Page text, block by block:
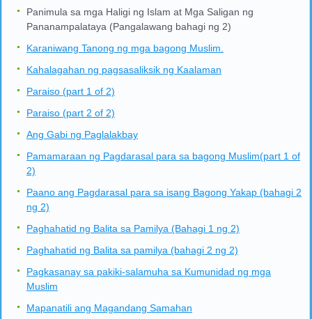
Panimula sa mga Haligi ng Islam at Mga Saligan ng
Pananampalataya (Pangalawang bahagi ng 2)
Karaniwang Tanong ng mga bagong Muslim.
Kahalagahan ng pagsasaliksik ng Kaalaman
Paraiso (part 1 of 2)
Paraiso (part 2 of 2)
Ang Gabi ng Paglalakbay
Pamamaraan ng Pagdarasal para sa bagong Muslim(part 1 of
2)
Paano ang Pagdarasal para sa isang Bagong Yakap (bahagi 2
ng 2)
Paghahatid ng Balita sa Pamilya (Bahagi 1 ng 2)
Paghahatid ng Balita sa pamilya (bahagi 2 ng 2)
Pagkasanay sa pakiki-salamuha sa Kumunidad ng mga
Muslim
Mapanatili ang Magandang Samahan